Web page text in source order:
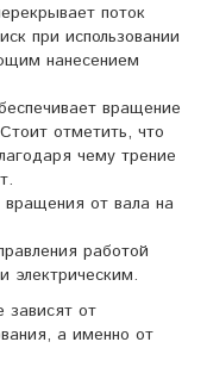
поток
при использовании
нанесением
вращение
отметить, что
чему трение
от вала на
работой
электрическим.
зависят от
а именно от